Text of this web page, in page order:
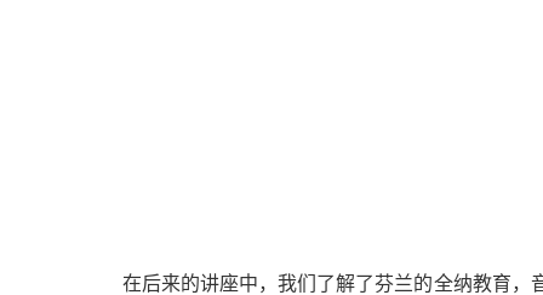
在后来的讲座中，我们了解了芬兰的全纳教育，